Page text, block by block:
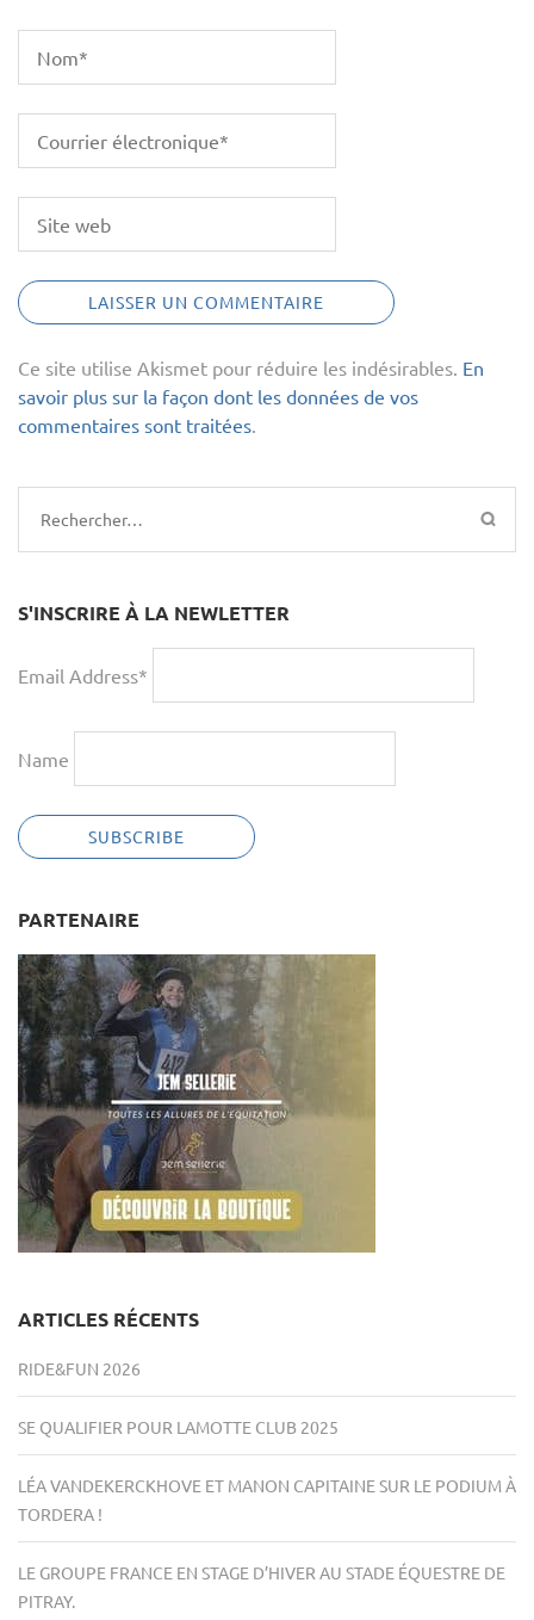
Ce site utilise Akismet pour réduire les indésirables. En
savoir plus sur la façon dont les données de vos
commentaires sont traitées
Rechercher :
S'INSCRIRE À LA NEWLETTER
Email Address*
Name
PARTENAIRE
ARTICLES RÉCENTS
RIDE&FUN 2026
SE QUALIFIER POUR LAMOTTE CLUB 2025
LÉA VANDEKERCKHOVE ET MANON CAPITAINE SUR LE PODIUM À
TORDERA !
LE GROUPE FRANCE EN STAGE D’HIVER AU STADE ÉQUESTRE DE
PITRAY.